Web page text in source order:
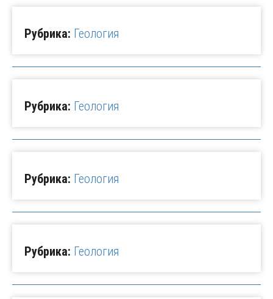
Рубрика: Геология
Рубрика: Геология
Рубрика: Геология
Рубрика: Геология